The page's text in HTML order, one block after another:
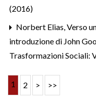
(2016)
Norbert Elias,Verso
introduzione di John
Trasformazioni Sociali:
1 2 > >>